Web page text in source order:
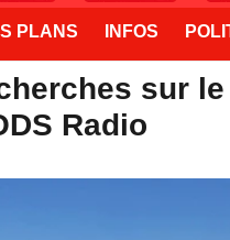
PLANS INFOS
sur
Radio